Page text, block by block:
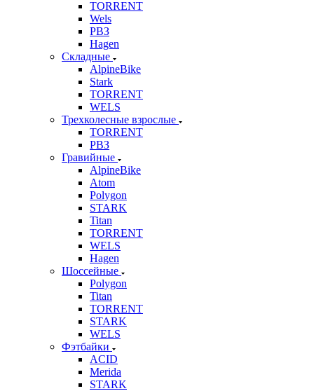
TORRENT
Wels
РВЗ
Hagen
Складные
AlpineBike
Stark
TORRENT
WELS
Трехколесные взрослые
TORRENT
РВЗ
Гравийные
AlpineBike
Atom
Polygon
STARK
Titan
TORRENT
WELS
Hagen
Шоссейные
Polygon
Titan
TORRENT
STARK
WELS
Фэтбайки
ACID
Merida
STARK